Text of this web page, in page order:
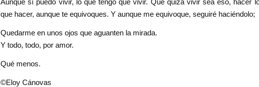
Aunque sí puedo vivir, lo que tengo que vivir. Que quizá vivir sea eso, hacer
que hacer, aunque te equivoques. Y aunque me equivoque, seguiré haciéndolo;
Quedarme en unos ojos que aguanten la mirada.
Y todo, todo, por amor.
Qué menos.
©Eloy Cánovas